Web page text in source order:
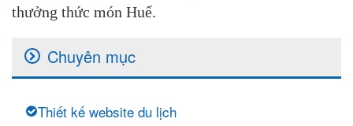
thưởng thức món Huế.
Chuyên mục
Thiết kế website du lịch